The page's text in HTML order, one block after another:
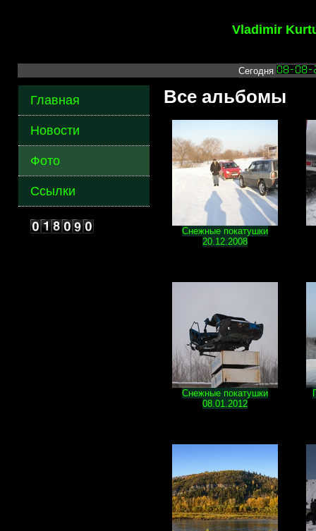
Vladimir
Сегодня
Главная
Новости
Фото
Ссылки
Все альбомы
Снежные покатушки
20.12.2008
Снежные покатушки
08.01.2012